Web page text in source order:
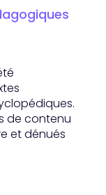
de contenu
et dénués